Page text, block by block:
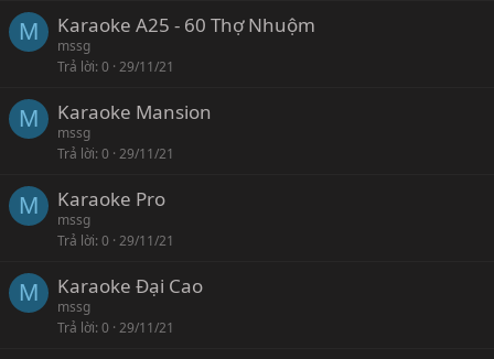
M Karaoke A25 - 60 Thợ Nhuộm
mssg
Trả lời 0 29/11/21
M Karaoke Mansion
mssg
Trả lời 0 29/11/21
M Karaoke Pro
mssg
Trả lời 0 29/11/21
M Karaoke Đại Cao
mssg
Trả lời 0 29/11/21